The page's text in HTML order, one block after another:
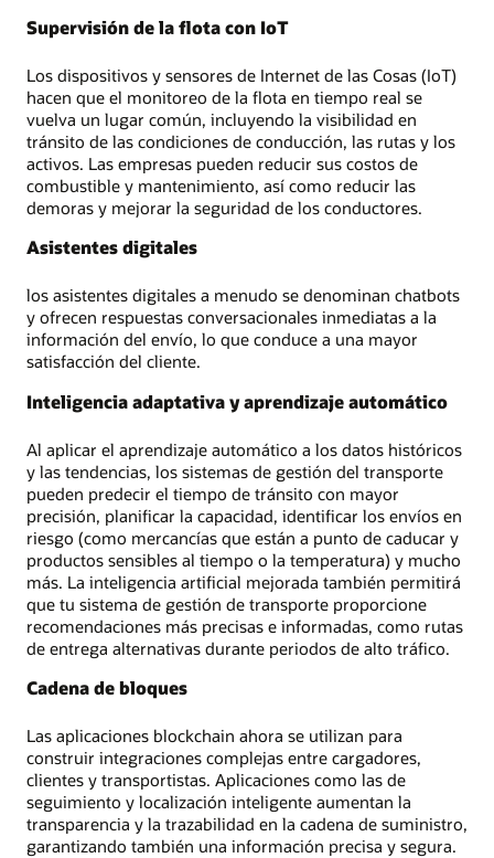
Supervisión de la flota con IoT
Los dispositivos y sensores de Internet de las Cosas (IoT)
hacen que el monitoreo de la flota en tiempo real se
vuelva un lugar común, incluyendo la visibilidad en
tránsito de las condiciones de conducción, las rutas y los
activos. Las empresas pueden reducir sus costos de
combustible y mantenimiento, así como reducir las
demoras y mejorar la seguridad de los conductores.
Asistentes digitales
los asistentes digitales a menudo se denominan chatbots
y ofrecen respuestas conversacionales inmediatas a la
información del envío, lo que conduce a una mayor
satisfacción del cliente.
Inteligencia adaptativa y aprendizaje automático
Al aplicar el aprendizaje automático a los datos históricos
y las tendencias, los sistemas de gestión del transporte
pueden predecir el tiempo de tránsito con mayor
precisión, planificar la capacidad, identificar los envíos en
riesgo (como mercancías que están a punto de caducar y
productos sensibles al tiempo o la temperatura) y mucho
más. La inteligencia artificial mejorada también permitirá
que tu sistema de gestión de transporte proporcione
recomendaciones más precisas e informadas, como rutas
de entrega alternativas durante periodos de alto tráfico.
Cadena de bloques
Las aplicaciones blockchain ahora se utilizan para
construir integraciones complejas entre cargadores,
clientes y transportistas. Aplicaciones como las de
seguimiento y localización inteligente aumentan la
transparencia y la trazabilidad en la cadena de suministro,
garantizando también una información precisa y segura.